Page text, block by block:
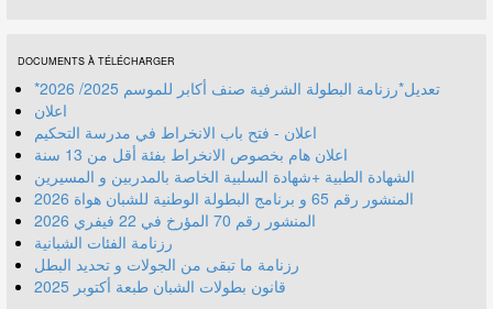
DOCUMENTS À TÉLÉCHARGER
*تعديل*رزنامة البطولة الشرفية صنف أكابر للموسم 2025/ 2026
اعلان
اعلان - فتح باب الانخراط في مدرسة التحكيم
اعلان هام بخصوص الانخراط بفئة أقل من 13 سنة
الشهادة الطبية +شهادة السلبية الخاصة بالمدربين و المسيرين
المنشور رقم 70 المؤرخ في 22 فيفري 2026
رزنامة الفئات الشبانية
رزنامة ما تبقى من الجولات و تحديد البطل
قانون بطولات الشبان طبعة أكتوبر 2025